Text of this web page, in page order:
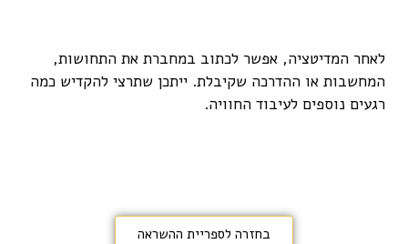
לאחר המדיטציה, אפשר לכתוב במחברת את התחושות,
המחשבות או ההדרכה שקיבלת. ייתכן שתרצי להקדיש כמה
רגעים נוספים לעיבוד החוויה.
בחזרה לספריית ההשראה